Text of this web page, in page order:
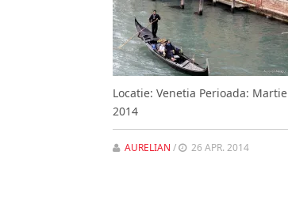
Locatie: Venetia Perioada: Martie
2014
AURELIAN / 26 APR. 2014